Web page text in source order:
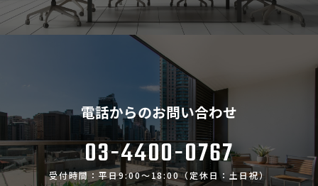
電話からのお問い合わせ
03-4400-0767
受付時間：平日9:00～18:00（定休日：土日祝）